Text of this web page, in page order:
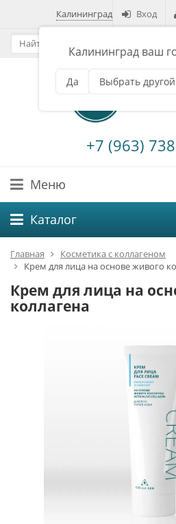
Калининград
Калининград ваш
Да Выбрать
Вход
+7 (963)
Меню
Каталог
Главная
Косметика с коллагеном
Крем для лица на основе живого
Крем для лица на
коллагена